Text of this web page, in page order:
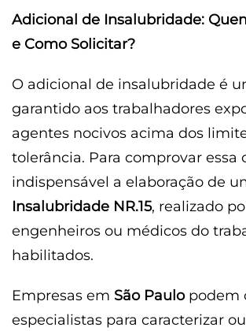
Adicional de Insalubridade:
e Como Solicitar?
O adicional de insalubridade é
garantido aos trabalhadores
agentes nocivos acima dos
tolerância. Para comprovar essa
indispensável a elaboração de
Insalubridade NR.15, realizado
engenheiros ou médicos do
habilitados.
Empresas em São Paulopodem
especialistas para caracterizar